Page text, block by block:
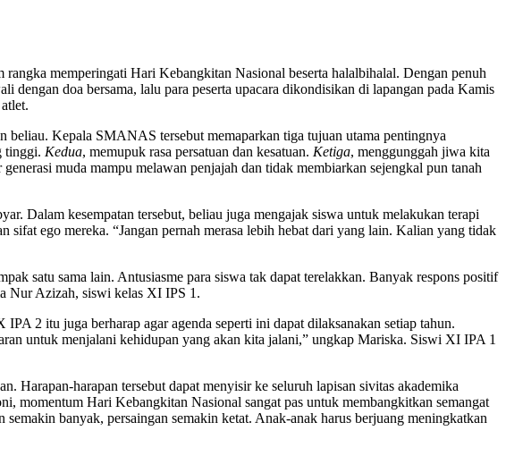
memperingati Hari Kebangkitan Nasional beserta halalbihalal. Dengan penuh
doa bersama, lalu para peserta upacara dikondisikan di lapangan pada Kamis
beliau. Kepala SMANAS tersebut memaparkan tiga tujuan utama pentingnya
tinggi. Kedua, memupuk rasa persatuan dan kesatuan. Ketiga, menggunggah jiwa kita
muda mampu melawan penjajah dan tidak membiarkan sejengkal pun tanah
Dalam kesempatan tersebut, beliau juga mengajak siswa untuk melakukan terapi
sifat ego mereka. “Jangan pernah merasa lebih hebat dari yang lain. Kalian yang tidak
satu sama lain. Antusiasme para siswa tak dapat terelakkan. Banyak respons positif
Nur Azizah, siswi kelas XI IPS 1.
2 itu juga berharap agar agenda seperti ini dapat dilaksanakan setiap tahun.
untuk menjalani kehidupan yang akan kita jalani,” ungkap Mariska. Siswi XI IPA 1
Harapan-harapan tersebut dapat menyisir ke seluruh lapisan sivitas akademika
momentum Hari Kebangkitan Nasional sangat pas untuk membangkitkan semangat
banyak, persaingan semakin ketat. Anak-anak harus berjuang meningkatkan